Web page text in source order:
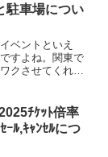
駐車場につい
ベントといえ
すよね。関東で
クさせてくれる
はその中でも五
花...
ﾁｹｯﾄ倍率
ﾙ,ｷｬﾝｾﾙにつ